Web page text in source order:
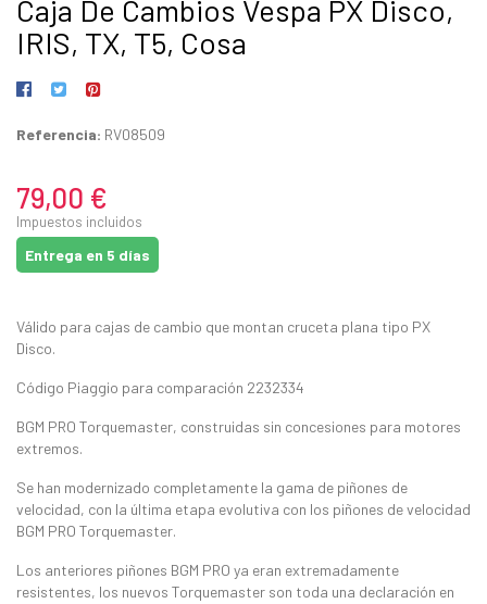
Caja De Cambios Vespa PX Disco,
IRIS, TX, T5, Cosa
Referencia: RV08509
79,00 €
Impuestos incluidos
Entrega en 5 días
Válido para cajas de cambio que montan cruceta plana tipo PX
Disco.
Código Piaggio para comparación 2232334
BGM PRO Torquemaster, construidas sin concesiones para motores
extremos.
Se han modernizado completamente la gama de piñones de
velocidad, con la última etapa evolutiva con los piñones de velocidad
BGM PRO Torquemaster.
Los anteriores piñones BGM PRO ya eran extremadamente
resistentes, los nuevos Torquemaster son toda una declaración en